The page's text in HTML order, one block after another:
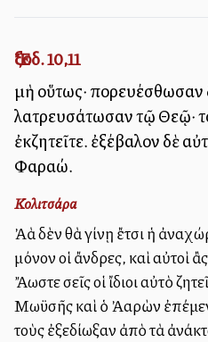
Ἔξοδ. 10,11
μὴ οὕτως· πορευέσθωσαν
λατρευσάτωσαν τῷ Θεῷ·
ἐκζητεῖτε. ἐξέβαλον δὲ
Φαραώ.
Κολιτσάρα
Ἀλλὰ δὲν θὰ γίνῃ ἔτσι ἡ
μόνον οἱ ἄνδρες, καὶ αὐτοὶ
Ἄλλωστε σεῖς οἱ ἴδιοι αὐτὸ
Μωϋσῆς καὶ ὁ Ἀαρὼν
τοὺς ἐξεδίωξαν ἀπὸ τὰ